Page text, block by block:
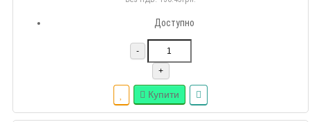
Доступно
-
+
Купити